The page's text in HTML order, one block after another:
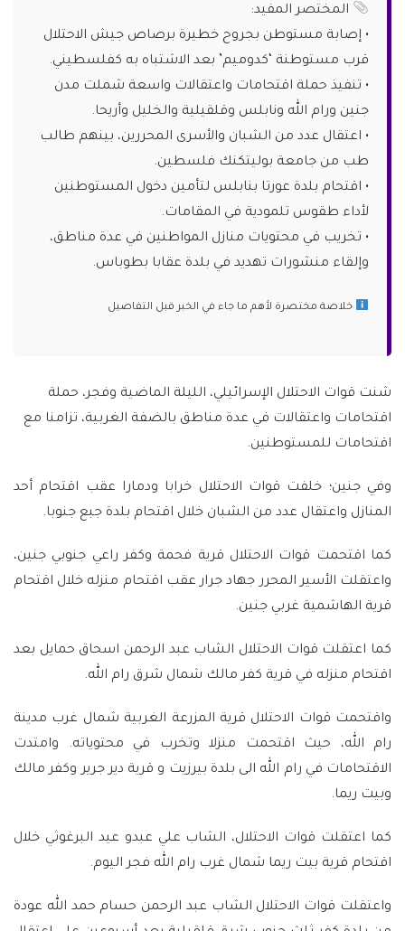
المختصر المفيد:
• إصابة مستوطن بجروح خطيرة برصاص جيش الاحتلال
قرب مستوطنة ‘كدوميم’ بعد الاشتباه به كفلسطيني.
• تنفيذ حملة اقتحامات واعتقالات واسعة شملت مدن
جنين ورام الله ونابلس وقلقيلية والخليل وأريحا.
• اعتقال عدد من الشبان والأسرى المحررين، بينهم طالب
طب من جامعة بوليتكنك فلسطين.
• اقتحام بلدة عورتا بنابلس لتأمين دخول المستوطنين
لأداء طقوس تلمودية في المقامات.
• تخريب في محتويات منازل المواطنين في عدة مناطق،
وإلقاء منشورات تهديد في بلدة عقابا بطوباس.
خلاصة مختصرة لأهم ما جاء في الخبر قبل التفاصيل
شنت قوات الاحتلال الإسرائيلي، الليلة الماضية وفجر، حملة
اقتحامات واعتقالات في عدة مناطق بالضفة الغربية، تزامنا مع
اقتحامات للمستوطنين.
وفي جنين؛ خلفت قوات الاحتلال خرابا ودمارا عقب اقتحام أحد
المنازل واعتقال عدد من الشبان خلال اقتحام بلدة جبع جنوبا.
كما اقتحمت قوات الاحتلال قرية فحمة وكفر راعي جنوبي جنين،
واعتقلت الأسير المحرر جهاد جرار عقب اقتحام منزله خلال اقتحام
قرية الهاشمية غربي جنين.
كما اعتقلت قوات الاحتلال الشاب عبد الرحمن اسحاق حمايل بعد
اقتحام منزله في قرية كفر مالك شمال شرق رام الله.
واقتحمت قوات الاحتلال قرية المزرعة الغربية شمال غرب مدينة
رام الله، حيث اقتحمت منزلا وتخرب في محتوياته. وامتدت
الاقتحامات في رام الله الى بلدة بيرزيت و قرية دير جرير وكفر مالك
وبيت ريما.
كما اعتقلت قوات الاحتلال، الشاب علي عبدو عيد البرغوثي خلال
اقتحام قرية بيت ريما شمال غرب رام الله فجر اليوم.
واعتقلت قوات الاحتلال الشاب عبد الرحمن حسام حمد الله عودة